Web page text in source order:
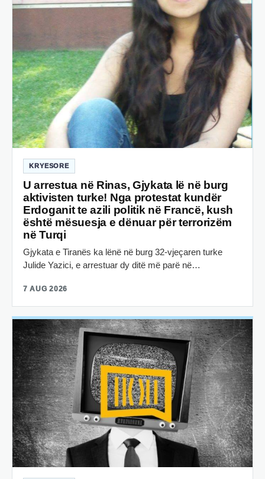
KRYESORE
U arrestua në Rinas, Gjykata lë në burg
aktivisten turke! Nga protestat kundër
Erdoganit te azili politik në Francë, kush
është mësuesja e dënuar për terrorizëm
në Turqi
Gjykata e Tiranës ka lënë në burg 32-vjeçaren turke
Julide Yazici, e arrestuar dy ditë më parë në…
7 AUG 2026